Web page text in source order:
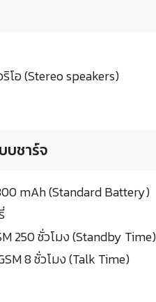
โอ (Stereo speakers)
บชาร์จ
mAh (Standard Battery)
250 ชั่วโมง (Standby Time)
8 ชั่วโมง (Talk Time)